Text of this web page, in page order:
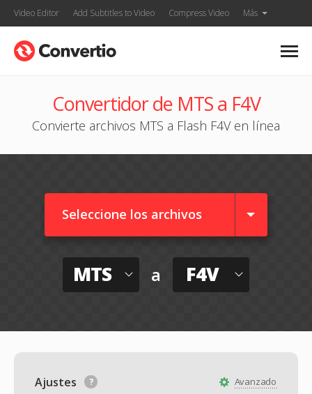
Video Editor Add Subtitles to Video Compress Video Más
Convertidor de MTS a F4V
Convierte archivos MTS a Flash F4V en línea
Seleccione los archivos
MTS a F4V
Avanzado
Ajustes